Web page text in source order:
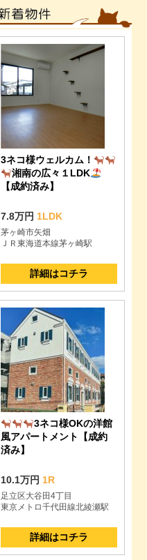
3ネコ様ウェルカム！
湘南の広々１LDK
【成約済み】
7.8万円 1LDK
茅ヶ崎市矢畑
ＪＲ東海道本線茅ヶ崎駅
詳細はコチラ
3ネコ様OKの洋館
風アパートメント【成約
済み】
10.1万円 1R
足立区大谷田4丁目
東京メトロ千代田線北綾瀬駅
詳細はコチラ